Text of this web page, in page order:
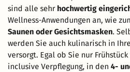
sind alle sehr hochwertig
Wellness-Anwendungen an, wie
Saunen oder Gesichtsmasken.
werden Sie auch kulinarisch in
versorgt. Egal ob Sie nur
inclusive Verpflegung, in den 4-